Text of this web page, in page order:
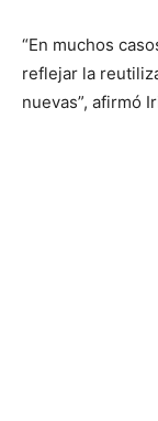
“En muchos
reflejar la
nuevas”, afirmó